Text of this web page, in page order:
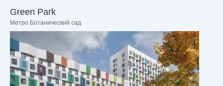
Green Park
Метро Ботанический сад